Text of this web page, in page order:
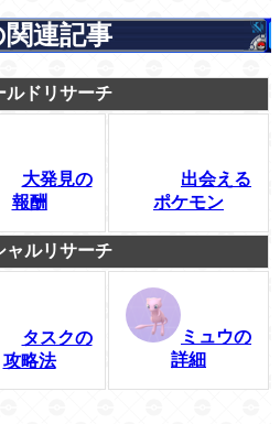
連記事
ルドリサーチ
大発見の
報酬
出会える
ポケモン
ャルリサーチ
タスクの
攻略法
ミュウの
詳細